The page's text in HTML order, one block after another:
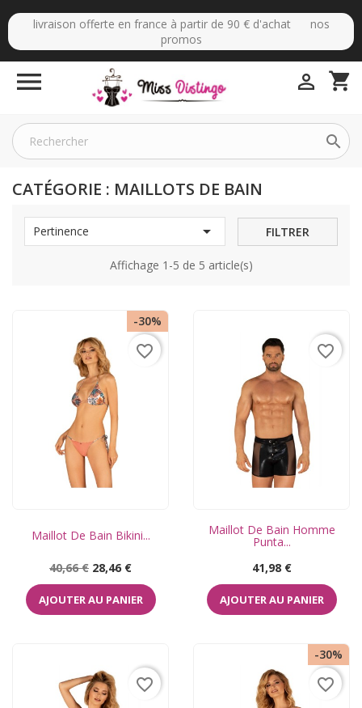
livraison offerte en france à partir de 90 € d'achat nos
promos
 shopping_cart


CATÉGORIE : MAILLOTS DE BAIN
Pertinence  FILTRER
Affichage 1-5 de 5 article(s)
-30%
Maillot De Bain Bikini...
Prix
de
base
40,66 € Prix
28,46 €
AJOUTER AU PANIER
favorite_border
Maillot De Bain Homme
Punta...
Prix
41,98 €
AJOUTER AU PANIER
favorite_border
favorite_border
-30%
favorite_border